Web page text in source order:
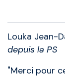
Louka Jean-
depuis la PS
"Merci pour